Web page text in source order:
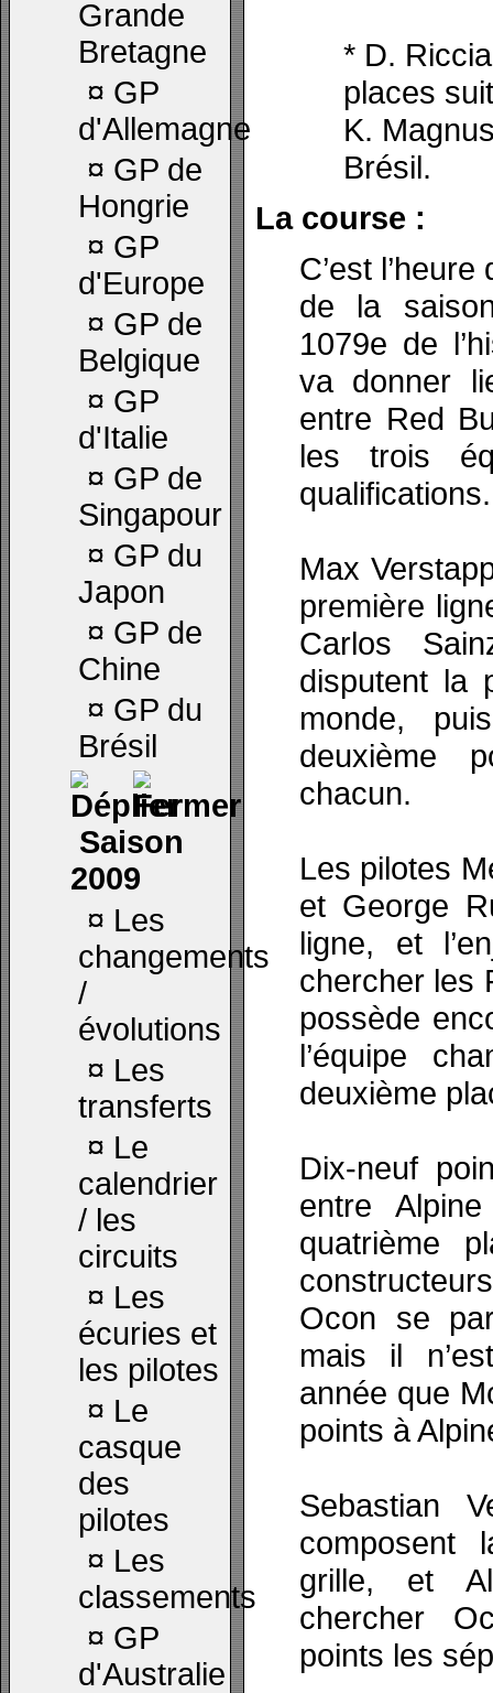
Grande
Bretagne
¤ GP
d'Allemagne
¤ GP de
Hongrie
¤ GP
d'Europe
¤ GP de
Belgique
¤ GP
d'Italie
¤ GP de
Singapour
¤ GP du
Japon
¤ GP de
Chine
¤ GP du
Brésil
Saison
2009
¤ Les
changements
/
évolutions
¤ Les
transferts
¤ Le
calendrier
/ les
circuits
¤ Les
écuries et
les pilotes
¤ Le
casque
des
pilotes
¤ Les
classements
¤ GP
d'Australie
* D.
places
K.
Brésil.
La course :
C’est
de la
1079e de
va donner
entre Red
les trois
qualifications.
Max
première
Carlos
disputent la
monde,
deuxième
chacun.
Les pilotes
et George
ligne, et
chercher les
possède
l’équipe
deuxième
Dix-neuf
entre
quatrième
Ocon se
mais il
année que
points à
Sebastian
composent
grille, et
chercher
points les